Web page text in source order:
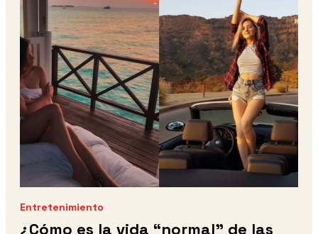
Entretenimiento
¿Cómo es la vida “normal” de las